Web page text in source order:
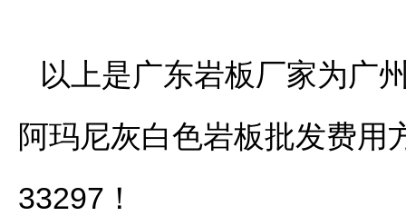
以上是广东岩板厂家为广
阿玛尼灰白色岩板批发费用
33297！